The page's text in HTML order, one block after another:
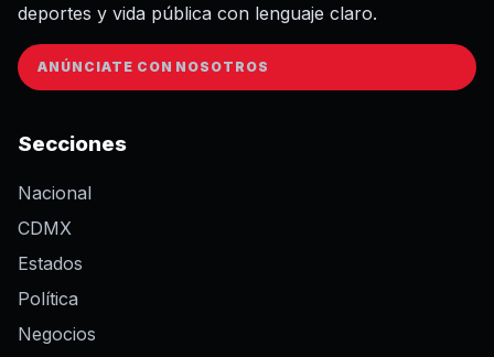
deportes y vida pública con lenguaje claro.
ANÚNCIATE CON NOSOTROS
Secciones
Nacional
CDMX
Estados
Política
Negocios